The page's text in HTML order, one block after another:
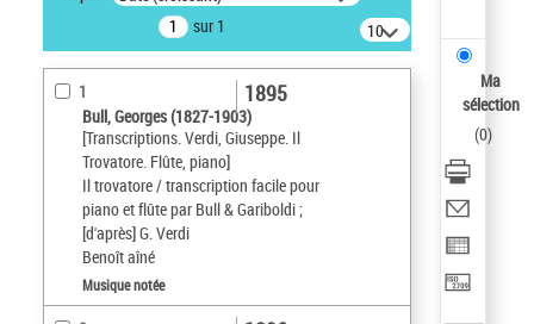
sur 1
10
résultats/page
1
Bull, Georges (1827-1903)
[Transcriptions. Verdi, Giuseppe. Il
Trovatore. Flûte, piano]
Il trovatore / transcription facile pour
piano et flûte par Bull & Gariboldi ;
[d'après] G. Verdi
Benoît aîné
1895
Musique notée
Ma
sélection
(0)